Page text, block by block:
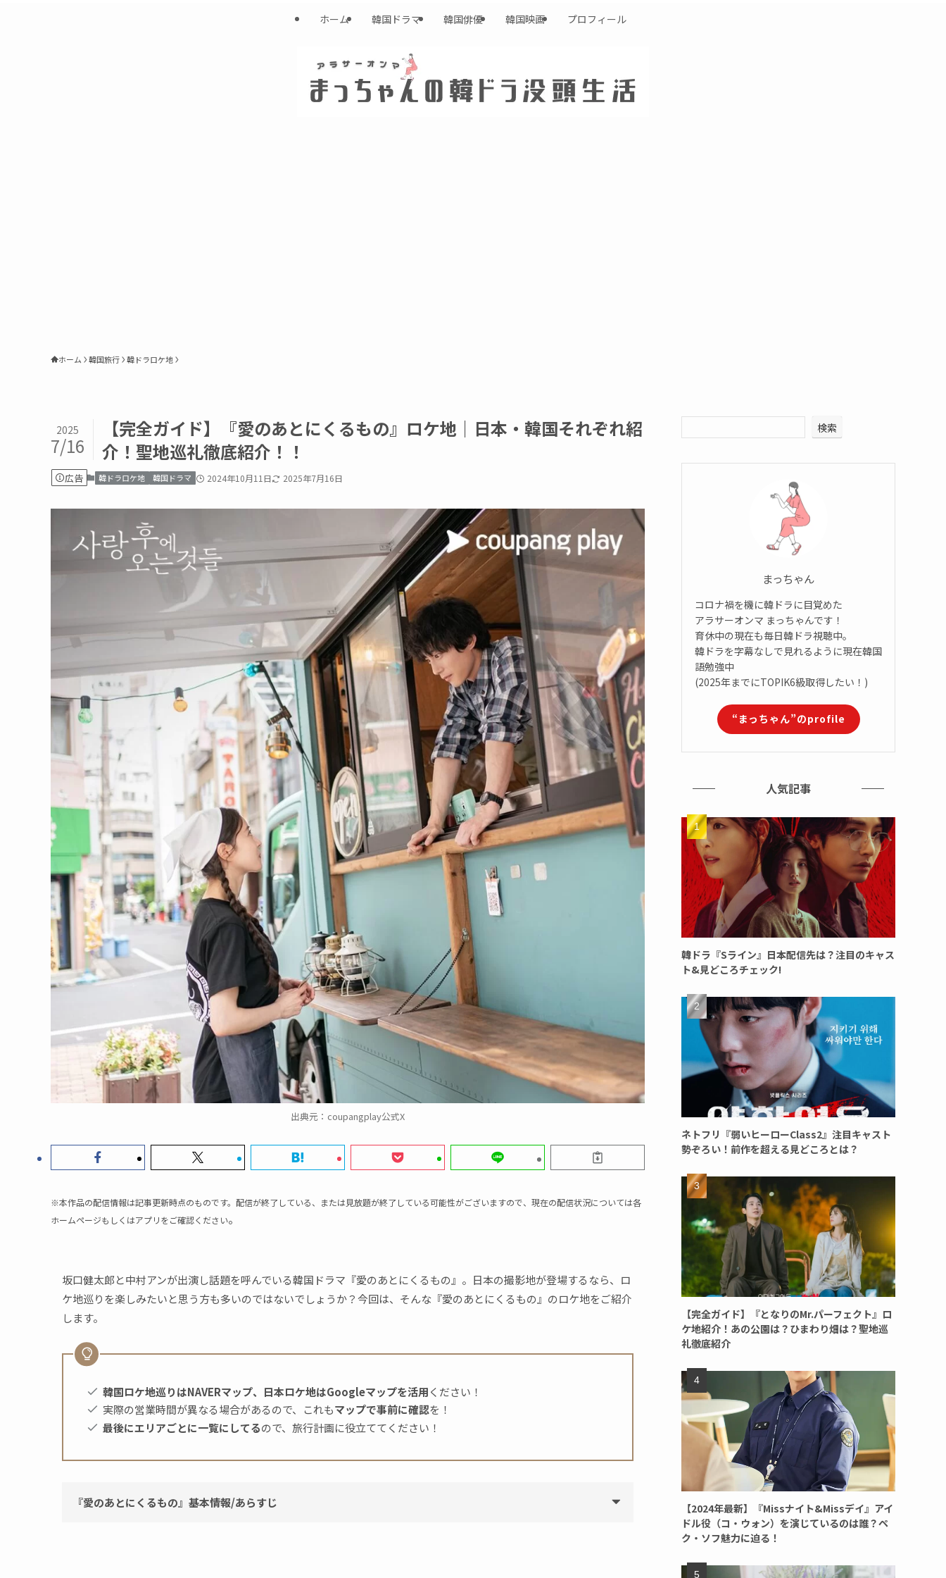
ホーム 韓国ドラマ 韓国俳優 韓国映画 プロフィール
ホーム 韓国旅行 韓ドラロケ地
【完全ガイド】『愛のあとにくるもの』ロケ地｜日本・韓国それぞれ紹
介！聖地巡礼徹底紹介！！
2025
7/16
広告 韓ドラロケ地 韓国ドラマ 2024年10月11日 2025年7月16日
出典元：coupangplay公式X
※本作品の配信情報は記事更新時点のものです。配信が終了している、または見放題が終了している可能性がございますので、現在の配信状況については各
ホームページもしくはアプリをご確認ください。
坂口健太郎と中村アンが出演し話題を呼んでいる韓国ドラマ『愛のあとにくるもの』。日本の撮影地が登場するなら、ロ
ケ地巡りを楽しみたいと思う方も多いのではないでしょうか？今回は、そんな『愛のあとにくるもの』のロケ地をご紹介
します。
韓国ロケ地巡りはNAVERマップ、日本ロケ地はGoogleマップを活用ください！
実際の営業時間が異なる場合があるので、これもマップで事前に確認を！
最後にエリアごとに一覧にしてるので、旅行計画に役立ててください！
『愛のあとにくるもの』基本情報/あらすじ
検索
まっちゃん
コロナ禍を機に韓ドラに目覚めた
アラサーオンマ まっちゃんです！
育休中の現在も毎日韓ドラ視聴中。
韓ドラを字幕なしで見れるように現在韓国
語勉強中
(2025年までにTOPIK6級取得したい！)
“まっちゃん”のprofile
人気記事
韓ドラ『Sライン』日本配信先は？注目のキャス
ト&見どころチェック!
ネトフリ『弱いヒーローClass2』注目キャスト
勢ぞろい！前作を超える見どころとは？
【完全ガイド】『となりのMr.パーフェクト』ロ
ケ地紹介！あの公園は？ひまわり畑は？聖地巡
礼徹底紹介
【2024年最新】『Missナイト&Missデイ』アイ
ドル役（コ・ウォン）を演じているのは誰？ペ
ク・ソフ魅力に迫る！